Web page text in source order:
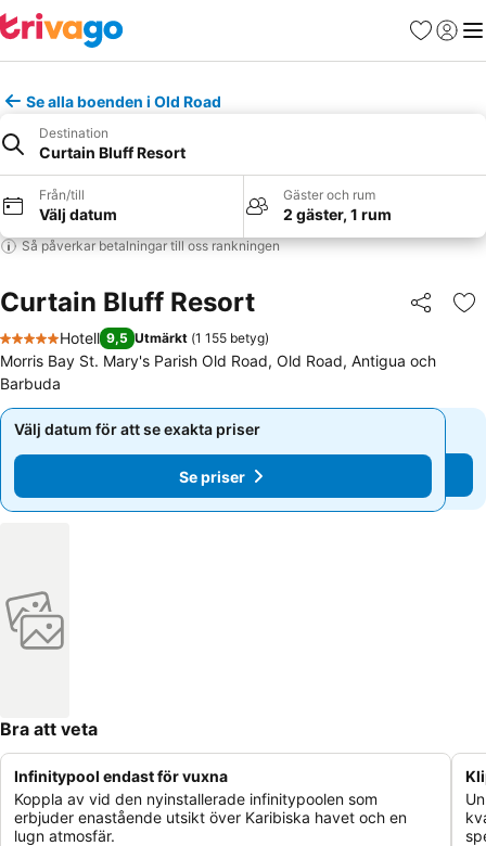
Favoriter
Logga
Se alla boenden i Old Road
Destination
Curtain Bluff Resort
Från/till
Välj datum
Gäster och rum
2 gäster, 1 rum
Så påverkar betalningar till oss rankningen
Curtain Bluff Resort Dela
5 Stjärnor
Hotell 9,5 Utmärkt (1 155 betyg)
Morris Bay St. Mary's Parish Old Road, Old Road, Antigua och
Barbuda
Välj datum för att se exakta priser
Se priser
Välj datum för att se exakta priser
Se priser
Bra att veta
Infinitypool endast för vuxna
Koppla av vid den nyinstallerade infinitypoolen som
erbjuder enastående utsikt över Karibiska havet och en
lugn atmosfär.